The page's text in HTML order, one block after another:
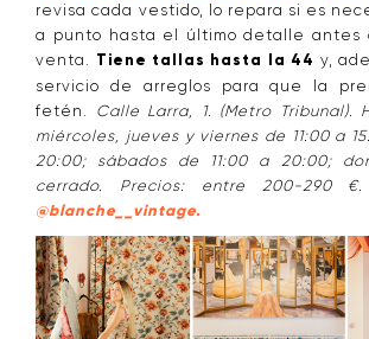
revisa cada vestido, lo repara si es
a punto hasta el último detalle antes
venta. Tiene tallas hasta la 44 y,
servicio de arreglos para que la
fetén. Calle Larra, 1. (Metro Tribunal).
miércoles, jueves y viernes de 11:00 a
20:00; sábados de 11:00 a 20:00;
cerrado. Precios: entre 200-290
@blanche__vintage.